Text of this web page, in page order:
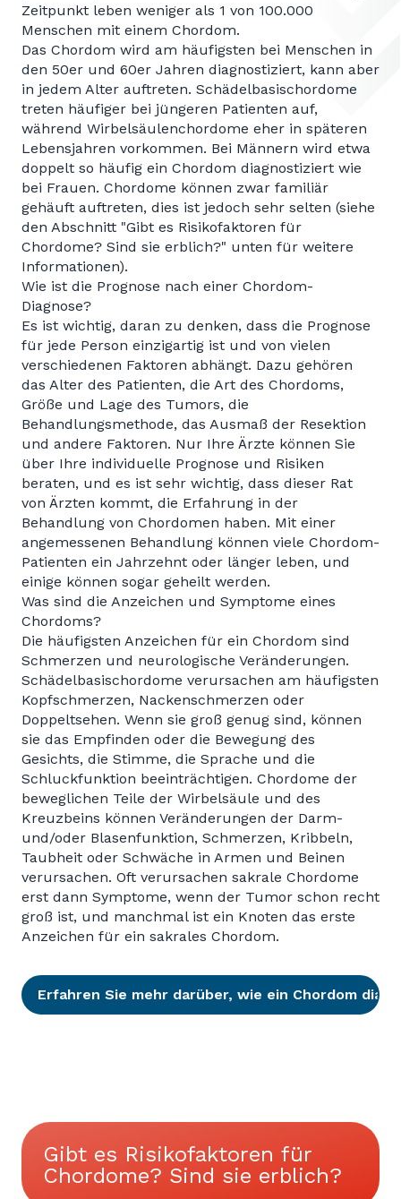
Zeitpunkt leben weniger als 1 von 100.000
Menschen mit einem Chordom.
Das Chordom wird am häufigsten bei Menschen in
den 50er und 60er Jahren diagnostiziert, kann aber
in jedem Alter auftreten. Schädelbasischordome
treten häufiger bei jüngeren Patienten auf,
während Wirbelsäulenchordome eher in späteren
Lebensjahren vorkommen. Bei Männern wird etwa
doppelt so häufig ein Chordom diagnostiziert wie
bei Frauen. Chordome können zwar familiär
gehäuft auftreten, dies ist jedoch sehr selten (siehe
den Abschnitt "Gibt es Risikofaktoren für
Chordome? Sind sie erblich?" unten für weitere
Informationen).
Wie ist die Prognose nach einer Chordom-
Diagnose?
Es ist wichtig, daran zu denken, dass die Prognose
für jede Person einzigartig ist und von vielen
verschiedenen Faktoren abhängt. Dazu gehören
das Alter des Patienten, die Art des Chordoms,
Größe und Lage des Tumors, die
Behandlungsmethode, das Ausmaß der Resektion
und andere Faktoren. Nur Ihre Ärzte können Sie
über Ihre individuelle Prognose und Risiken
beraten, und es ist sehr wichtig, dass dieser Rat
von Ärzten kommt, die Erfahrung in der
Behandlung von Chordomen haben. Mit einer
angemessenen Behandlung können viele Chordom-
Patienten ein Jahrzehnt oder länger leben, und
einige können sogar geheilt werden.
Was sind die Anzeichen und Symptome eines
Chordoms?
Die häufigsten Anzeichen für ein Chordom sind
Schmerzen und neurologische Veränderungen.
Schädelbasischordome verursachen am häufigsten
Kopfschmerzen, Nackenschmerzen oder
Doppeltsehen. Wenn sie groß genug sind, können
sie das Empfinden oder die Bewegung des
Gesichts, die Stimme, die Sprache und die
Schluckfunktion beeinträchtigen. Chordome der
beweglichen Teile der Wirbelsäule und des
Kreuzbeins können Veränderungen der Darm-
und/oder Blasenfunktion, Schmerzen, Kribbeln,
Taubheit oder Schwäche in Armen und Beinen
verursachen. Oft verursachen sakrale Chordome
erst dann Symptome, wenn der Tumor schon recht
groß ist, und manchmal ist ein Knoten das erste
Anzeichen für ein sakrales Chordom.
Erfahren Sie mehr darüber, wie ein Chordom
Gibt es Risikofaktoren für
Chordome? Sind sie erblich?